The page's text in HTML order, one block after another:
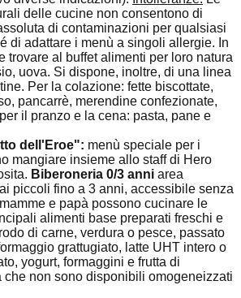
delle cucine non consentono di
di contaminazioni per qualsiasi
di adattare i menù a singoli allergie. In
trovare al buffet alimenti per loro natura
uova. Si dispone, inoltre, di una linea
Per la colazione: fette biscottate,
pancarrè, merendine confezionate,
il pranzo e la cena: pasta, pane e
dell'Eroe": menù speciale per i
mangiare insieme allo staff di Hero
Biberoneria 0/3 anni area
piccoli fino a 3 anni, accessibile senza
e papà possono cucinare le
alimenti base preparati freschi e
di carne, verdura o pesce, passato
grattugiato, latte UHT intero o
yogurt, formaggini e frutta di
che non sono disponibili omogeneizzati